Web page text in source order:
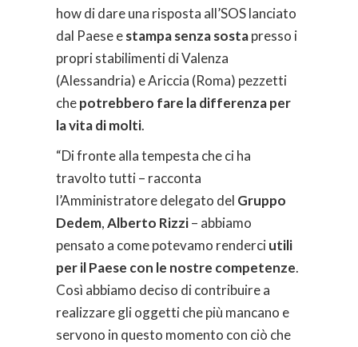
how di dare una risposta all’SOS lanciato
dal Paese estampa senza sostapresso i
propri stabilimenti di Valenza
(Alessandria) e Ariccia (Roma) pezzetti
chepotrebbero fare la differenza per
la vita di molti.
“Di fronte alla tempesta che ci ha
travolto tutti – racconta
l’Amministratore delegato del Gruppo
Dedem,Alberto Rizzi– abbiamo
pensato a come potevamo renderciutili
per il Paese con le nostre competenze.
Così abbiamo deciso di contribuire a
realizzare gli oggetti che più mancano e
servono in questo momento con ciò che